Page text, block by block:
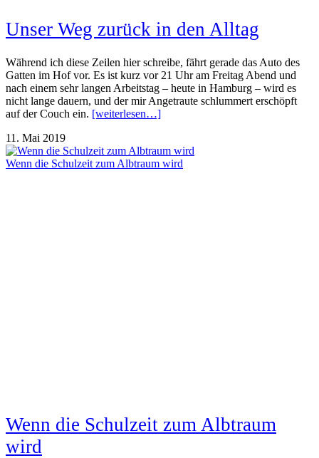
Unser Weg zurück in den Alltag
Während ich diese Zeilen hier schreibe, fährt gerade das Auto des
Gatten im Hof vor. Es ist kurz vor 21 Uhr am Freitag Abend und
nach einem sehr langen Arbeitstag – heute in Hamburg – wird es
nicht lange dauern, und der mir Angetraute schlummert erschöpft
auf der Couch ein. [weiterlesen…]
11. Mai 2019
Wenn die Schulzeit zum Albtraum wird
Wenn die Schulzeit zum Albtraum
wird